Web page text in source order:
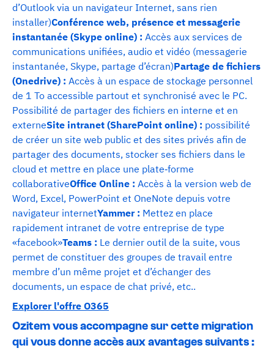
d’Outlook via un navigateur Internet, sans rien
installer)Conférence web, présence et messagerie
instantanée (Skype online) : Accès aux services de
communications unifiées, audio et vidéo (messagerie
instantanée, Skype, partage d’écran)Partage de fichiers
(Onedrive) : Accès à un espace de stockage personnel
de 1 To accessible partout et synchronisé avec le PC.
Possibilité de partager des fichiers en interne et en
externeSite intranet (SharePoint online) : possibilité
de créer un site web public et des sites privés afin de
partager des documents, stocker ses fichiers dans le
cloud et mettre en place une plate‐forme
collaborativeOffice Online : Accès à la version web de
Word, Excel, PowerPoint et OneNote depuis votre
navigateur internetYammer : Mettez en place
rapidement intranet de votre entreprise de type
«facebook»Teams : Le dernier outil de la suite, vous
permet de constituer des groupes de travail entre
membre d’un même projet et d’échanger des
documents, un espace de chat privé, etc..
Explorer l'offre O365
Ozitem vous accompagne sur cette migration
qui vous donne accès aux avantages suivants :